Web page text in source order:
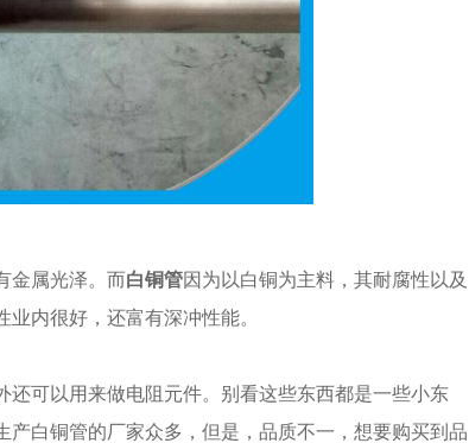
金属光泽。而白铜管因为以白铜为主料，其耐腐性以及
内很好，还富有深冲性能。
可以用来做电阻元件。别看这些东西都是一些小东
产白铜管的厂家众多，但是，品质不一，想要购买到品